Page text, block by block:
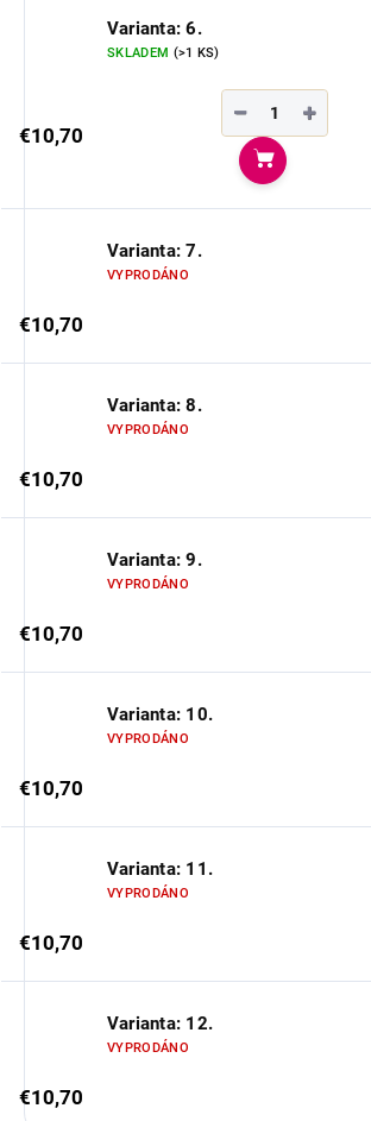
Varianta: 6.
SKLADEM (>1 KS)
€10,70
+
−
Do košíka
Varianta: 7.
VYPRODÁNO
€10,70
Varianta: 8.
VYPRODÁNO
€10,70
Varianta: 9.
VYPRODÁNO
€10,70
Varianta: 10.
VYPRODÁNO
€10,70
Varianta: 11.
VYPRODÁNO
€10,70
Varianta: 12.
VYPRODÁNO
€10,70